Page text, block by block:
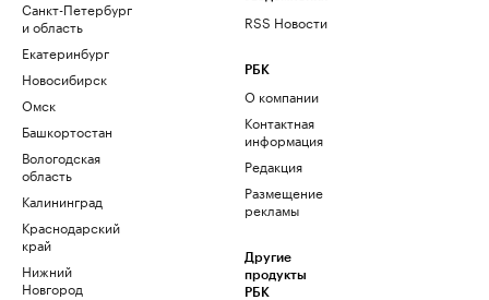
Санкт-Петербург
и область
Екатеринбург
Новосибирск
Омск
Башкортостан
Вологодская
область
Калининград
Краснодарский
край
Нижний
Новгород
RSS Новости
РБК
О компании
Контактная
информация
Редакция
Размещение
рекламы
Другие
продукты
РБК